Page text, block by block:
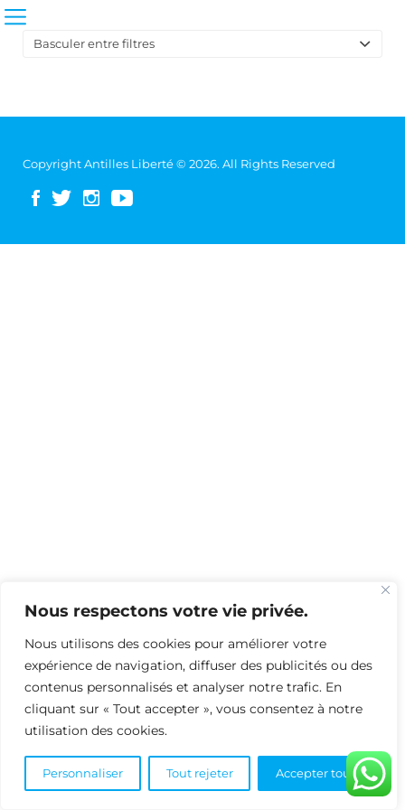
Nous respectons votre vie privée.
Nous utilisons des cookies pour améliorer votre
expérience de navigation, diffuser des publicités ou des
contenus personnalisés et analyser notre trafic. En
cliquant sur « Tout accepter », vous consentez à notre
utilisation des cookies.
Personnaliser Tout rejeter Accepter tout
Basculer entre filtres
Copyright Antilles Liberté © 2026. All Rights Reserved